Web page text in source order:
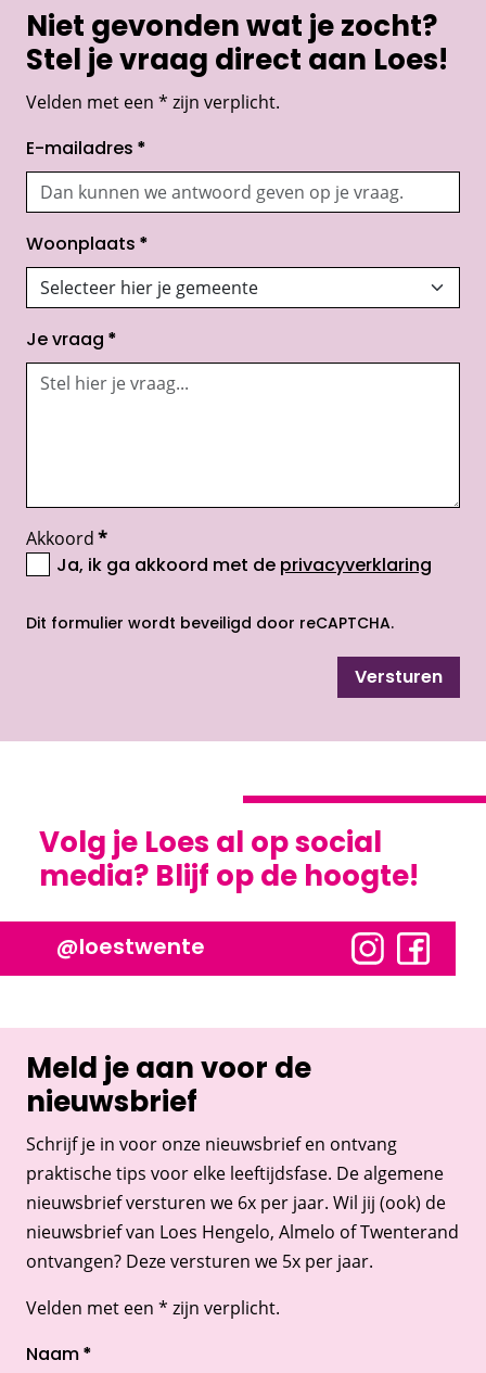
Niet gevonden wat je zocht?
Stel je vraag direct aan Loes!
Velden met een * zijn verplicht.
E-mailadres *
Woonplaats *
Je vraag *
Akkoord*
Ja, ik ga akkoord met de privacyverklaring
Dit formulier wordt beveiligd door reCAPTCHA.
Versturen
Volg je Loes al op social
media? Blijf op de hoogte!
@loestwente
Meld je aan voor de
nieuwsbrief
Schrijf je in voor onze nieuwsbrief en ontvang
praktische tips voor elke leeftijdsfase. De algemene
nieuwsbrief versturen we 6x per jaar. Wil jij (ook) de
nieuwsbrief van Loes Hengelo, Almelo of Twenterand
ontvangen? Deze versturen we 5x per jaar.
Velden met een * zijn verplicht.
Naam *